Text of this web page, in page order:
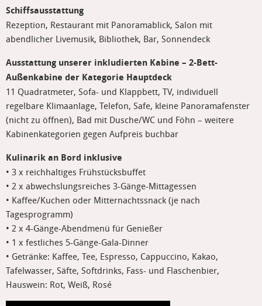
Schiffsausstattung
Rezeption, Restaurant mit Panoramablick, Salon mit
abendlicher Livemusik, Bibliothek, Bar, Sonnendeck
Ausstattung unserer inkludierten Kabine – 2-Bett-
Außenkabine der Kategorie Hauptdeck
11 Quadratmeter, Sofa- und Klappbett, TV, individuell
regelbare Klimaanlage, Telefon, Safe, kleine Panoramafenster
(nicht zu öffnen), Bad mit Dusche/WC und Föhn – weitere
Kabinenkategorien gegen Aufpreis buchbar
Kulinarik an Bord inklusive
• 3 x reichhaltiges Frühstücksbuffet
• 2 x abwechslungsreiches 3-Gänge-Mittagessen
• Kaffee/Kuchen oder Mitternachtssnack (je nach
Tagesprogramm)
• 2 x 4-Gänge-Abendmenü für Genießer
• 1 x festliches 5-Gänge-Gala-Dinner
• Getränke: Kaffee, Tee, Espresso, Cappuccino, Kakao,
Tafelwasser, Säfte, Softdrinks, Fass- und Flaschenbier,
Hauswein: Rot, Weiß, Rosé